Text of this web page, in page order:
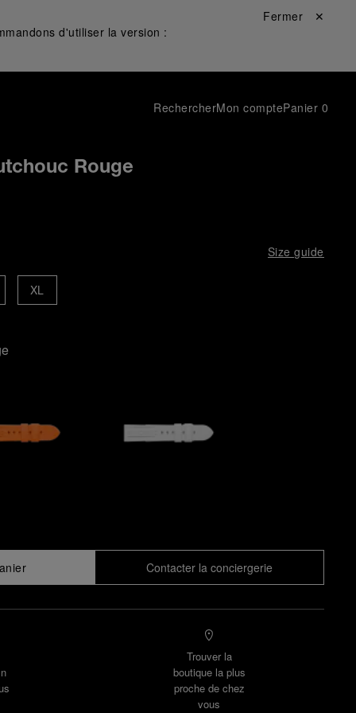
d'utiliser la version :
Fermer ✕
RechercherMon comptePanier 0
Rouge
Size guide
XL
Contacter la conciergerie
Trouver la
boutique la plus
proche de chez
vous